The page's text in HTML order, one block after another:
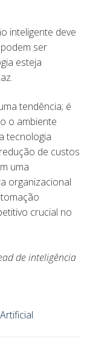
inteligente deve
ser
esteja
tendência; é
o ambiente
tecnologia
de custos
uma
organizacional
crucial no
de inteligência